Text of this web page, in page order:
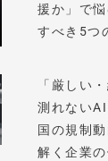
援か」で
すべき5つ
「厳しい
測れない
国の規制
解く企業